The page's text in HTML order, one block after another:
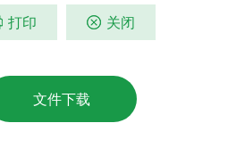
打印 关闭
文件下载